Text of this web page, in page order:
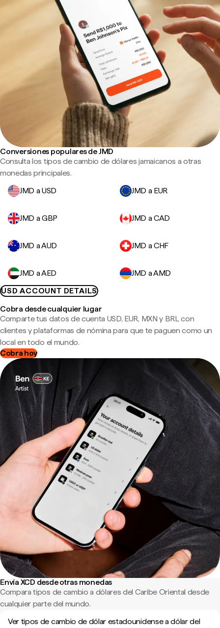
Conversiones populares de JMD
Consulta los tipos de cambio de dólares jamaicanos a otras
monedas principales.
JMD a USD
JMD a EUR
JMD a GBP JMD a CAD
JMD a AUD JMD a CHF
JMD a AED
JMD a AMD
USD ACCOUNT DETAILS
Cobra desde cualquier lugar
Comparte tus datos de cuenta USD, EUR, MXN y BRL con
clientes y plataformas de nómina para que te paguen como un
local en todo el mundo.
Cobra hoy
Envía XCD desde otras monedas
Compara tipos de cambio a dólares del Caribe Oriental desde
cualquier parte del mundo.
Ver tipos de cambio de dólar estadounidense a dólar del